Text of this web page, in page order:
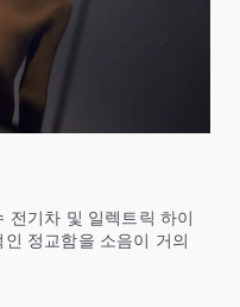
전기차 및 일렉트릭 하이
정교함을 소음이 거의